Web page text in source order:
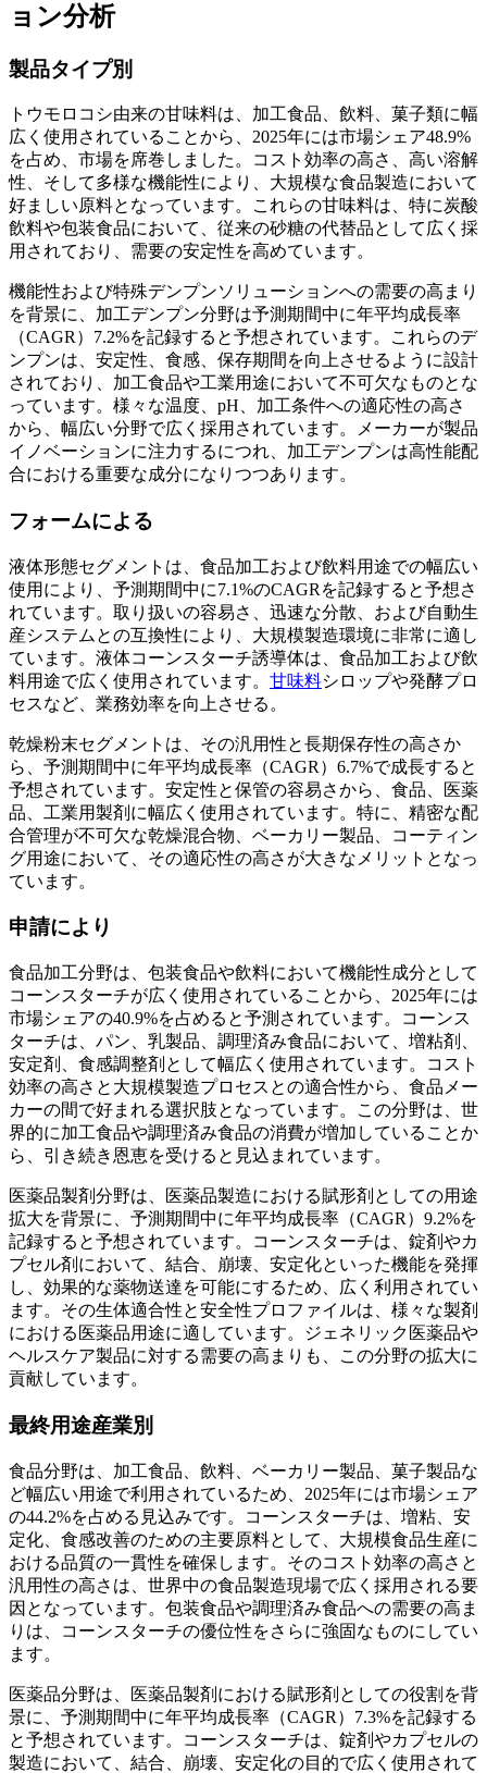
ョン分析
製品タイプ別
トウモロコシ由来の甘味料は、加工食品、飲料、菓子類に幅
広く使用されていることから、2025年には市場シェア48.9%
を占め、市場を席巻しました。コスト効率の高さ、高い溶解
性、そして多様な機能性により、大規模な食品製造において
好ましい原料となっています。これらの甘味料は、特に炭酸
飲料や包装食品において、従来の砂糖の代替品として広く採
用されており、需要の安定性を高めています。
機能性および特殊デンプンソリューションへの需要の高まり
を背景に、加工デンプン分野は予測期間中に年平均成長率
（CAGR）7.2%を記録すると予想されています。これらのデ
ンプンは、安定性、食感、保存期間を向上させるように設計
されており、加工食品や工業用途において不可欠なものとな
っています。様々な温度、pH、加工条件への適応性の高さ
から、幅広い分野で広く採用されています。メーカーが製品
イノベーションに注力するにつれ、加工デンプンは高性能配
合における重要な成分になりつつあります。
フォームによる
液体形態セグメントは、食品加工および飲料用途での幅広い
使用により、予測期間中に7.1%のCAGRを記録すると予想さ
れています。取り扱いの容易さ、迅速な分散、および自動生
産システムとの互換性により、大規模製造環境に非常に適し
ています。液体コーンスターチ誘導体は、食品加工および飲
料用途で広く使用されています。 甘味料シロップや発酵プロ
セスなど、業務効率を向上させる。
乾燥粉末セグメントは、その汎用性と長期保存性の高さか
ら、予測期間中に年平均成長率（CAGR）6.7%で成長すると
予想されています。安定性と保管の容易さから、食品、医薬
品、工業用製剤に幅広く使用されています。特に、精密な配
合管理が不可欠な乾燥混合物、ベーカリー製品、コーティン
グ用途において、その適応性の高さが大きなメリットとなっ
ています。
申請により
食品加工分野は、包装食品や飲料において機能性成分として
コーンスターチが広く使用されていることから、2025年には
市場シェアの40.9%を占めると予測されています。コーンス
ターチは、パン、乳製品、調理済み食品において、増粘剤、
安定剤、食感調整剤として幅広く使用されています。コスト
効率の高さと大規模製造プロセスとの適合性から、食品メー
カーの間で好まれる選択肢となっています。この分野は、世
界的に加工食品や調理済み食品の消費が増加していることか
ら、引き続き恩恵を受けると見込まれています。
医薬品製剤分野は、医薬品製造における賦形剤としての用途
拡大を背景に、予測期間中に年平均成長率（CAGR）9.2%を
記録すると予想されています。コーンスターチは、錠剤やカ
プセル剤において、結合、崩壊、安定化といった機能を発揮
し、効果的な薬物送達を可能にするため、広く利用されてい
ます。その生体適合性と安全性プロファイルは、様々な製剤
における医薬品用途に適しています。ジェネリック医薬品や
ヘルスケア製品に対する需要の高まりも、この分野の拡大に
貢献しています。
最終用途産業別
食品分野は、加工食品、飲料、ベーカリー製品、菓子製品な
ど幅広い用途で利用されているため、2025年には市場シェア
の44.2%を占める見込みです。コーンスターチは、増粘、安
定化、食感改善のための主要原料として、大規模食品生産に
おける品質の一貫性を確保します。そのコスト効率の高さと
汎用性の高さは、世界中の食品製造現場で広く採用される要
因となっています。包装食品や調理済み食品への需要の高ま
りは、コーンスターチの優位性をさらに強固なものにしてい
ます。
医薬品分野は、医薬品製剤における賦形剤としての役割を背
景に、予測期間中に年平均成長率（CAGR）7.3%を記録する
と予想されています。コーンスターチは、錠剤やカプセルの
製造において、結合、崩壊、安定化の目的で広く使用されて